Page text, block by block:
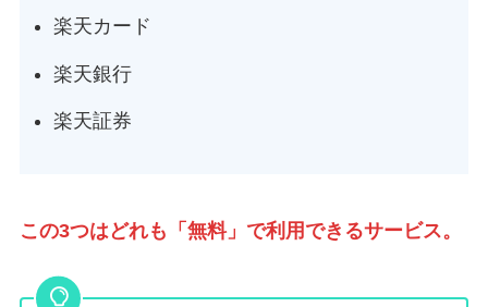
楽天カード
楽天銀行
楽天証券
この3つはどれも「無料」で利用できるサービス。